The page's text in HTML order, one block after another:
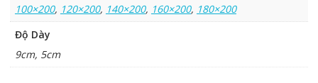
100×200, 120×200, 140×200, 160×200, 180×200
Độ Dày
9cm, 5cm